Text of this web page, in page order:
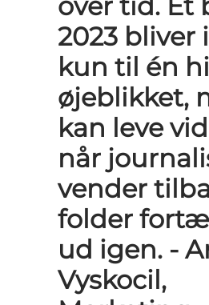
2023 bliver
kun til én
øjeblikket,
kan leve
når
vender
folder
ud igen. -
Vyskocil,